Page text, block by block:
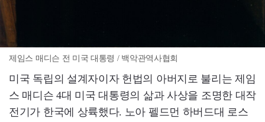
제임스 매디슨 전 미국 대통령 / 백악관역사협회
미국 독립의 설계자이자 헌법의 아버지로 불리는 제임
스 매디슨 4대 미국 대통령의 삶과 사상을 조명한 대작
전기가 한국에 상륙했다. 노아 펠드먼 하버드대 로스